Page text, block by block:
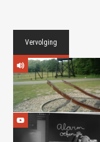
Vervolging